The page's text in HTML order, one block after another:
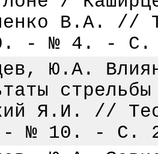
В.А. //
- № 4. - С.
Ю.А.
Я.И. //
- № 10. - С.